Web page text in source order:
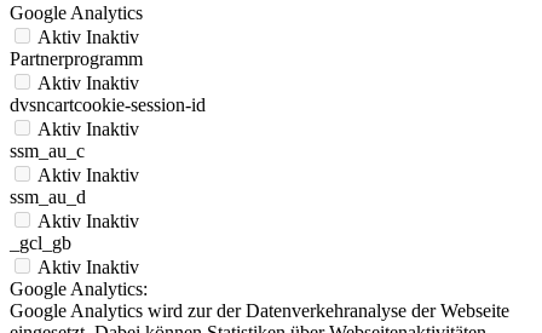
Google Analytics
Aktiv Inaktiv
Partnerprogramm
Aktiv Inaktiv
dvsncartcookie-session-id
Aktiv Inaktiv
ssm_au_c
Aktiv Inaktiv
ssm_au_d
Aktiv Inaktiv
_gcl_gb
Aktiv Inaktiv
Google Analytics:
Google Analytics wird zur der Datenverkehranalyse der Webseite